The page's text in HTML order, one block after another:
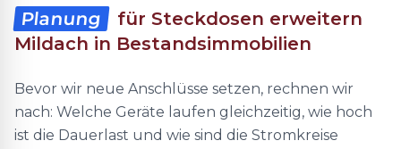
Planung
für Steckdosen erweitern
Mildach in Bestandsimmobilien
Bevor wir neue Anschlüsse setzen, rechnen wir
nach: Welche Geräte laufen gleichzeitig, wie hoch
ist die Dauerlast und wie sind die Stromkreise